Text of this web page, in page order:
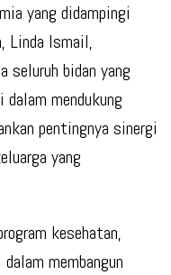
yang didampingi
Linda Ismail,
seluruh bidan yang
mendukung
pentingnya sinergi
yang
kesehatan,
membangun